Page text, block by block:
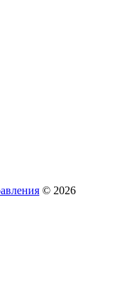
© 2026